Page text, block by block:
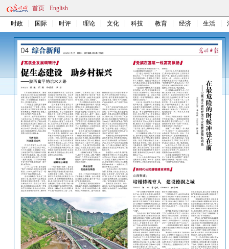
首页 English
时政 国际 时评 理论 文化 科技 教育 经济 生活